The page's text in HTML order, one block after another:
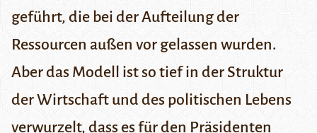
geführt, die bei der Aufteilung der
Ressourcen außen vor gelassen wurden.
Aber das Modell ist so tief in der Struktur
der Wirtschaft und des politischen Lebens
verwurzelt, dass es für den Präsidenten